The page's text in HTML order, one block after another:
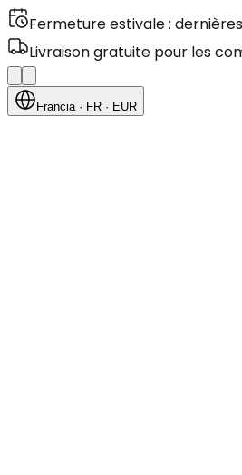
Fermeture estivale :
Livraison gratuite pour les
Francia· FR · EUR